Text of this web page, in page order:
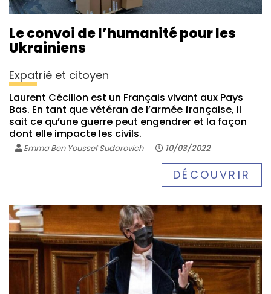
Le convoi de l’humanité pour les
Ukrainiens
Expatrié et citoyen
Laurent Cécillon est un Français vivant aux Pays
Bas. En tant que vétéran de l’armée française, il
sait ce qu’une guerre peut engendrer et la façon
dont elle impacte les civils.
Emma Ben Youssef Sudarovich 10/03/2022
DÉCOUVRIR